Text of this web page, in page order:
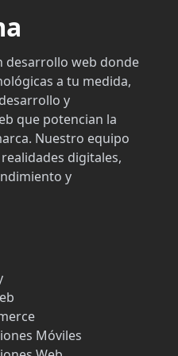
desarrollo web donde
a tu medida,
y
que potencian la
Nuestro equipo
digitales,
y
Móviles